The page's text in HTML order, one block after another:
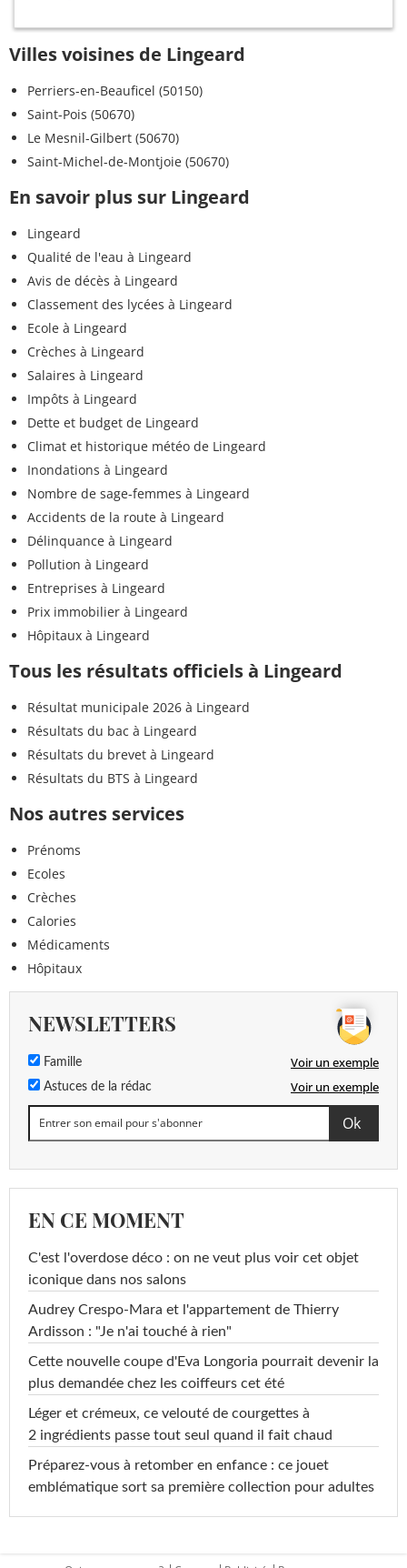
Villes voisines de Lingeard
Perriers-en-Beauficel (50150)
Saint-Pois (50670)
Le Mesnil-Gilbert (50670)
Saint-Michel-de-Montjoie (50670)
En savoir plus sur Lingeard
Lingeard
Qualité de l'eau à Lingeard
Avis de décès à Lingeard
Classement des lycées à Lingeard
Ecole à Lingeard
Crèches à Lingeard
Salaires à Lingeard
Impôts à Lingeard
Dette et budget de Lingeard
Climat et historique météo de Lingeard
Inondations à Lingeard
Nombre de sage-femmes à Lingeard
Accidents de la route à Lingeard
Délinquance à Lingeard
Pollution à Lingeard
Entreprises à Lingeard
Prix immobilier à Lingeard
Hôpitaux à Lingeard
Tous les résultats officiels à Lingeard
Résultat municipale 2026 à Lingeard
Résultats du bac à Lingeard
Résultats du brevet à Lingeard
Résultats du BTS à Lingeard
Nos autres services
Prénoms
Ecoles
Crèches
Calories
Médicaments
Hôpitaux
NEWSLETTERS
Famille Voir un exemple
Astuces de la rédac Voir un exemple
EN CE MOMENT
C'est l'overdose déco : on ne veut plus voir cet objet
iconique dans nos salons
Audrey Crespo-Mara et l'appartement de Thierry
Ardisson : "Je n'ai touché à rien"
Cette nouvelle coupe d'Eva Longoria pourrait devenir la
plus demandée chez les coiffeurs cet été
Léger et crémeux, ce velouté de courgettes à
2 ingrédients passe tout seul quand il fait chaud
Préparez-vous à retomber en enfance : ce jouet
emblématique sort sa première collection pour adultes